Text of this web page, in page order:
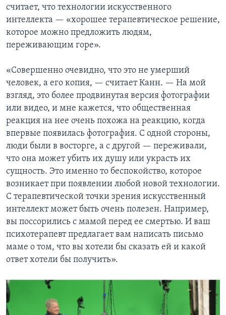
считает, что технологии искусственного
интеллекта — «хорошее терапевтическое решение,
которое можно предложить людям,
переживающим горе».
«Совершенно очевидно, что это не умерший
человек, а его копия, — считает Канн. — На мой
взгляд, это более продвинутая версия фотографии
или видео, и мне кажется, что общественная
реакция на нее очень похожа на реакцию, когда
впервые появилась фотография. С одной стороны,
люди были в восторге, а с другой — переживали,
что она может убить их душу или украсть их
сущность. Это именно то беспокойство, которое
возникает при появлении любой новой технологии.
С терапевтической точки зрения искусственный
интеллект может быть очень полезен. Например,
вы поссорились с мамой перед ее смертью. И ваш
психотерапевт предлагает вам написать письмо
маме о том, что вы хотели бы сказать ей и какой
ответ хотели бы получить».